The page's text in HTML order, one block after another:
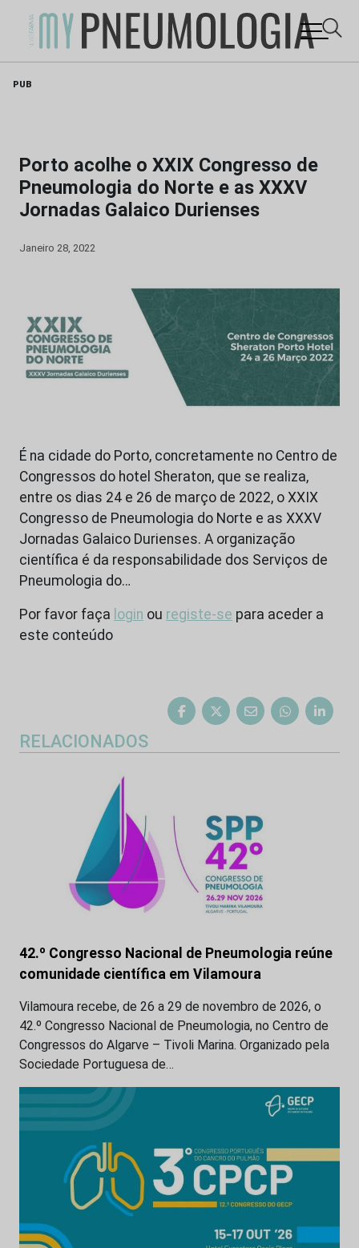
PUB
Porto acolhe o XXIX Congresso de
Pneumologia do Norte e as XXXV
Jornadas Galaico Durienses
Janeiro 28, 2022
É na cidade do Porto, concretamente no Centro de
Congressos do hotel Sheraton, que se realiza,
entre os dias 24 e 26 de março de 2022, o XXIX
Congresso de Pneumologia do Norte e as XXXV
Jornadas Galaico Durienses. A organização
científica é da responsabilidade dos Serviços de
Pneumologia do…
Por favor faça login ou registe-se para aceder a
este conteúdo
RELACIONADOS
42.º Congresso Nacional de Pneumologia reúne
comunidade científica em Vilamoura
Vilamoura recebe, de 26 a 29 de novembro de 2026, o
42.º Congresso Nacional de Pneumologia, no Centro de
Congressos do Algarve – Tivoli Marina. Organizado pela
Sociedade Portuguesa de…